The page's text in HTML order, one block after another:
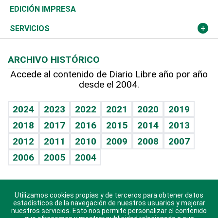
Caribe
Resto del mundo
Global y variable
Economía personal
Novedades
Podcast Arte Libre
Hablando con el pediatra
Vida y familia
Eñe
Celebrando la vida
Sin complejos
En pocas palabras
Escuchando al corazón
Olimpismo
Más deportes
Línea de hit
TBT Deportivo
Noticiero Poteleche
Columnistas
Más firmas
Martes de tecnología
Cambio climático
Deportes
Opinión
Hecho en casa
Guía del dinero
EDICIÓN IMPRESA
SERVICIOS
Cumpleaños
Horóscopos
Crucigramas
ARCHIVO HISTÓRICO
Accede al contenido de Diario Libre año por año
desde el 2004.
2024 2023 2022 2021 2020
2019
2018
2017 2016 2015 2014
2013
2012
2011 2010 2009 2008
2007
2006
2005 2004
Descarga nuestras aplicaciones para Android, iOS y
sistema Huawei.
Utilizamos cookies propias y de terceros para obtener datos
estadísticos de la navegación de nuestros usuarios y mejorar
nuestros servicios. Esto nos permite personalizar el contenido